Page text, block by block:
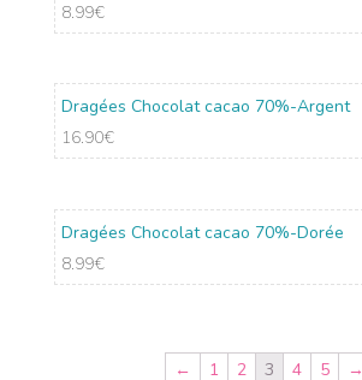
8.99€
Dragées Chocolat cacao 70%-Argent
16.90€
Dragées Chocolat cacao 70%-Dorée
8.99€
← 1 2 3 4 5 →